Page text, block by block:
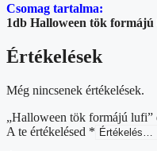
Csomag tartalma:
1db Halloween tök
Értékelések
Még nincsenek értékelések.
„Halloween tök formájú lufi”
A te értékelésed *